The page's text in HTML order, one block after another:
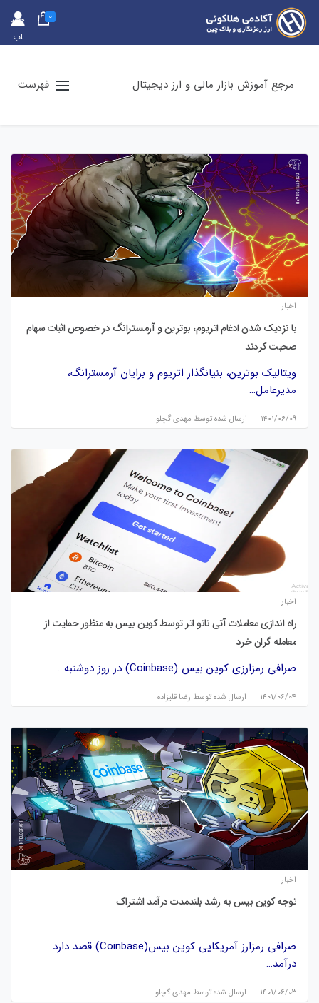
حس
اب
0
مرجع آموزش بازار مالی و ارز دیجیتال فهرست
اخبار
با نزدیک شدن ادغام اتریوم، بوترین و آرمسترانگ در خصوص اثبات سهام
صحبت کردند
ویتالیک بوترین، بنیانگذار اتریوم و برایان آرمسترانگ،
مدیرعامل…
۱۴۰۱/۰۶/۰۹ ارسال شده توسط مهدی گچلو
اخبار
راه اندازی معاملات آتی نانو اتر توسط کوین بیس به منظور حمایت از
معامله گران خرد
صرافی رمزارزی کوین بیس (Coinbase) در روز دوشنبه…
۱۴۰۱/۰۶/۰۴ ارسال شده توسط رضا قلیزاده
اخبار
توجه کوین بیس به رشد بلندمدت درآمد اشتراک
صرافی رمزارز آمریکایی کوین بیس(Coinbase) قصد دارد
درآمد…
۱۴۰۱/۰۶/۰۳ ارسال شده توسط مهدی گچلو